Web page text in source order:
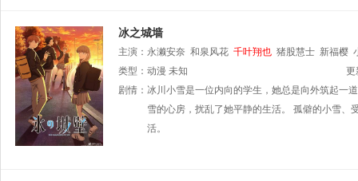
冰之城墙
主演： 永濑安奈 和泉风花 千叶翔也 猪股慧士 新福樱
类型： 动漫 未知
更
剧情： 冰川小雪是一位内向的学生，她总是向外筑起一
雪的心房，扰乱了她平静的生活。 孤僻的小雪
活。